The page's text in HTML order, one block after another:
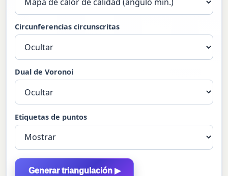
Circunferencias circunscritas
Dual de Voronoi
Etiquetas de puntos
Generar triangulación ▶